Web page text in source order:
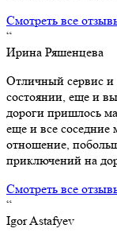
Смотреть все
“
Ирина Ряшенцева
Отличный сервис
состоянии, еще и
дороги пришлось
еще и все
отношение,
приключений на
Смотреть все
“
Igor Astafyev